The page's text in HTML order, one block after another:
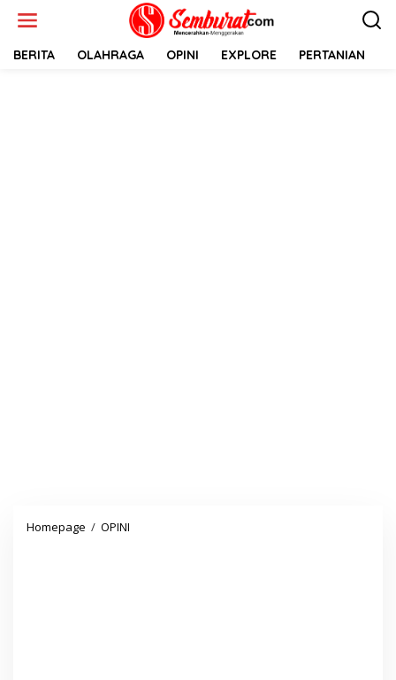
BERITA OLAHRAGA OPINI EXPLORE PERTANIAN
Homepage / OPINI